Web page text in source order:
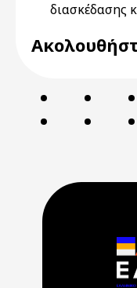
διασκέδασης